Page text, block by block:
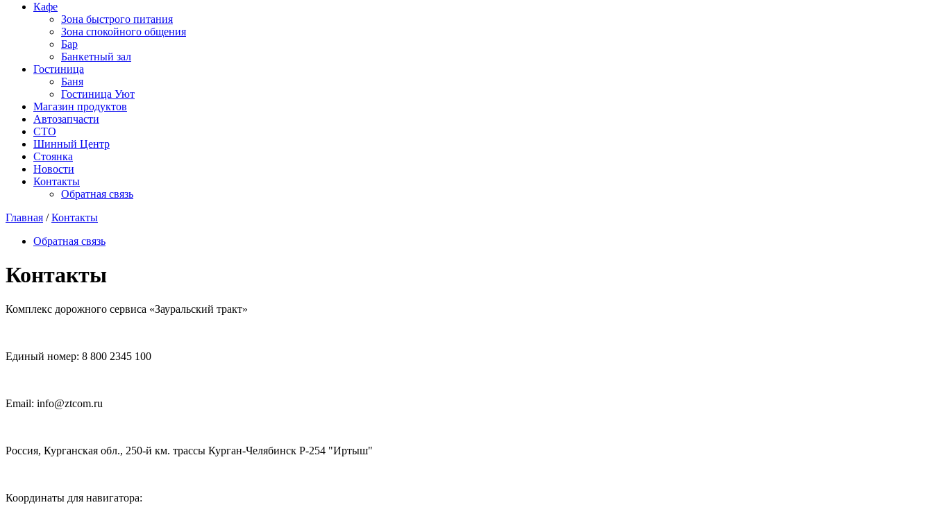
Кафе
Зона быстрого питания
Зона спокойного общения
Бар
Банкетный зал
Гостиница
Баня
Гостиница Уют
Магазин продуктов
Автозапчасти
СТО
Шинный Центр
Стоянка
Новости
Контакты
Обратная связь
Главная /Контакты
Обратная связь
Контакты
Комплекс дорожного сервиса «Зауральский тракт»
Единый номер: 8 800 2345 100
Email: info@ztcom.ru
Россия, Курганская обл., 250-й км. трассы Курган-Челябинск Р-254 "Иртыш"
Координаты для навигатора: